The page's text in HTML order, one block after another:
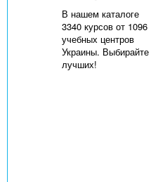
В нашем каталоге
3340 курсов от 1096
учебных центров
Украины. Выбирайте
лучших!